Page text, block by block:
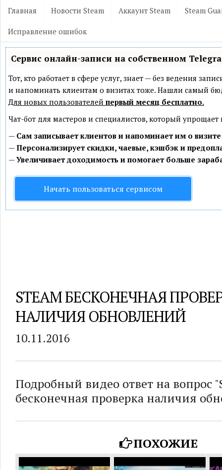
Главная Новости Steam Аккаунт Steam Steam
Исправление ошибок
Сервис онлайн-записи на собственном
Тот, кто работает в сфере услуг, знает — без ведения
и напоминать клиентам о визитах тоже. Нашли самый
Для новых пользователей первый месяц бесплатно.
Чат-бот для мастеров и специалистов, который
— Сам записывает клиентов и напоминает им о
—Персонализирует скидки, чаевые, кэшбэк и
—Увеличивает доходимость и помогает больше
Начать пользоваться сервисом
STEAM БЕСКОНЕЧНАЯ
НАЛИЧИЯ ОБНОВЛЕНИЙ
10.11.2016
Подробный видео ответ на вопрос
бесконечная проверка наличия
ПОХОЖИЕ